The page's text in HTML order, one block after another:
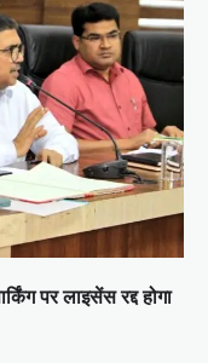
पर लाइसेंस रद्द होगा